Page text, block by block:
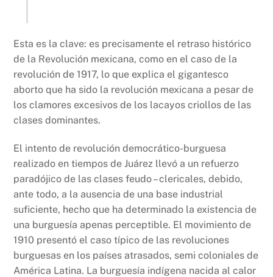
Esta es la clave: es precisamente el retraso histórico
de la Revolución mexicana, como en el caso de la
revolución de 1917, lo que explica el gigantesco
aborto que ha sido la revolución mexicana a pesar de
los clamores excesivos de los lacayos criollos de las
clases dominantes.
El intento de revolución democrático-burguesa
realizado en tiempos de Juárez llevó a un refuerzo
paradójico de las clases feudo – clericales, debido,
ante todo, a la ausencia de una base industrial
suficiente, hecho que ha determinado la existencia de
una burguesía apenas perceptible. El movimiento de
1910 presentó el caso típico de las revoluciones
burguesas en los países atrasados, semi coloniales de
América Latina. La burguesía indígena nacida al calor